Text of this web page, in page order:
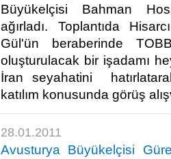
Büyükelçisi Bahman
ağırladı. Toplantıda
Gül'ün beraberinde
oluşturulacak bir işadamı
İran seyahatini
katılım konusunda görüş
28.01.2011
Avusturya Büyükelçisi